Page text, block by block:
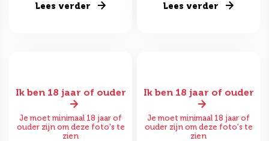
Lees verder Lees verder
Ik ben 18 jaar of ouder
Je moet minimaal 18 jaar of
ouder zijn om deze foto's te
zien
Ik ben 18 jaar of ouder
Je moet minimaal 18 jaar of
ouder zijn om deze foto's te
zien